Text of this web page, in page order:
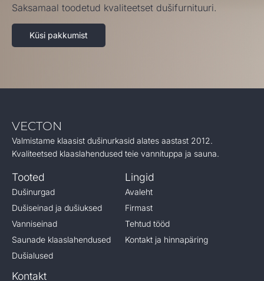
Saksamaal toodetud kvaliteetset dušifurnituuri.
Küsi pakkumist
VECTON
Valmistame klaasist dušinurkasid alates aastast 2012.
Kvaliteetsed klaaslahendused teie vannituppa ja sauna.
Tooted
Dušinurgad
Dušiseinad ja dušiuksed
Vanniseinad
Saunade klaaslahendused
Dušialused
Lingid
Avaleht
Firmast
Tehtud tööd
Kontakt ja hinnapäring
Kontakt